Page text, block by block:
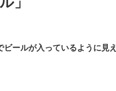
ールが入っているように見